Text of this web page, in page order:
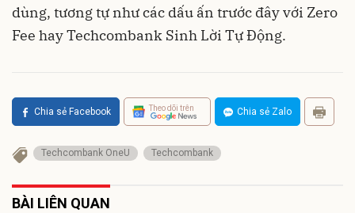
dùng, tương tự như các dấu ấn trước đây với Zero
Fee hay Techcombank Sinh Lời Tự Động.
Chia sẻ Facebook Theo dõi trên Chia sẻ Zalo
Techcombank OneU Techcombank
BÀI LIÊN QUAN